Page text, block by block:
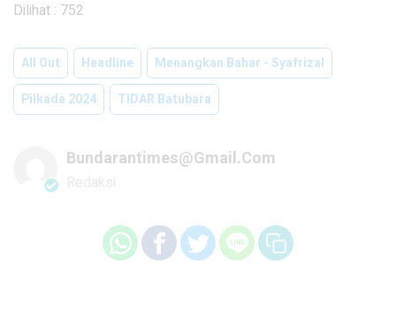
Dilihat : 752
All Out Headline
Menangkan Bahar - Syafrizal
Pilkada 2024
TIDAR Batubara
Bundarantimes@gmail.com